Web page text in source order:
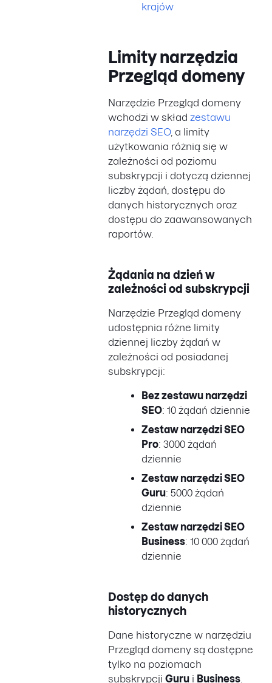
krajów
Limity narzędzia
Przegląd domeny
Narzędzie Przegląd domeny
wchodzi w skład zestawu
narzędzi SEO, a limity
użytkowania różnią się w
zależności od poziomu
subskrypcji i dotyczą dziennej
liczby żądań, dostępu do
danych historycznych oraz
dostępu do zaawansowanych
raportów.
Żądania na dzień w
zależności od subskrypcji
Narzędzie Przegląd domeny
udostępnia różne limity
dziennej liczby żądań w
zależności od posiadanej
subskrypcji:
Bez zestawu narzędzi
SEO: 10 żądań dziennie
Zestaw narzędzi SEO
Pro: 3000 żądań
dziennie
Zestaw narzędzi SEO
Guru: 5000 żądań
dziennie
Zestaw narzędzi SEO
Business: 10 000 żądań
dziennie
Dostęp do danych
historycznych
Dane historyczne w narzędziu
Przegląd domeny są dostępne
tylko na poziomach
subskrypcji Guru i Business